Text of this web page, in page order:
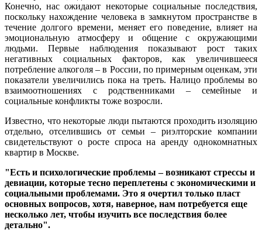
Конечно, нас ожидают некоторые социальные последствия,
поскольку нахождение человека в замкнутом пространстве в
течение долгого времени, меняет его поведение, влияет на
эмоциональную атмосферу и общение с окружающими
людьми. Первые наблюдения показывают рост таких
негативных социальных факторов, как увеличившееся
потребление алкоголя – в России, по примерным оценкам, эти
показатели увеличились пока на треть. Налицо проблемы во
взаимоотношениях с родственниками – семейные и
социальные конфликты тоже возросли.
Известно, что некоторые люди пытаются проходить изоляцию
отдельно, отселившись от семьи – риэлторские компании
свидетельствуют о росте спроса на аренду однокомнатных
квартир в Москве.
"Есть и психологические проблемы – возникают стрессы и
девиации, которые тесно переплетены с экономическими и
социальными проблемами. Это я очертил только пласт
основных вопросов, хотя, наверное, нам потребуется еще
несколько лет, чтобы изучить все последствия более
детально".